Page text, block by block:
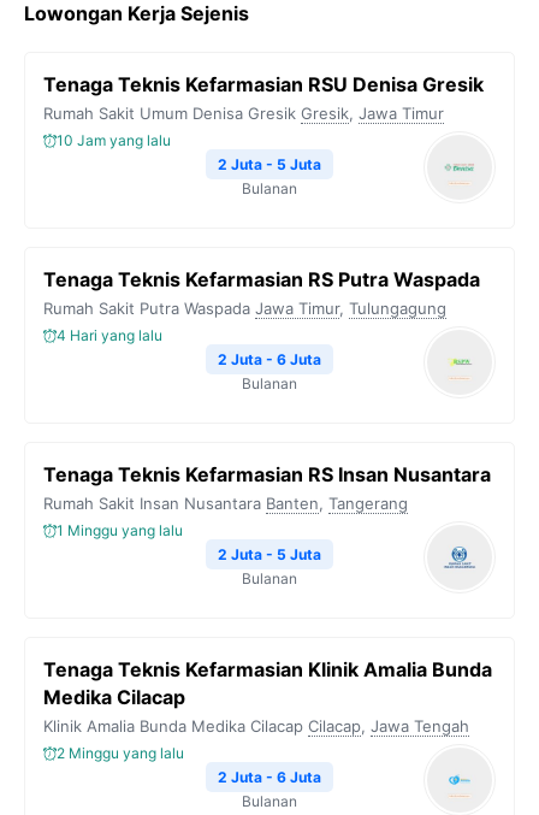
Lowongan Kerja Sejenis
Tenaga Teknis Kefarmasian RSU Denisa Gresik
Rumah Sakit Umum Denisa Gresik Gresik, Jawa Timur
10 Jam yang lalu
2 Juta - 5 Juta
Bulanan
Tenaga Teknis Kefarmasian RS Putra Waspada
Rumah Sakit Putra Waspada Jawa Timur, Tulungagung
4 Hari yang lalu
2 Juta - 6 Juta
Bulanan
Tenaga Teknis Kefarmasian RS Insan Nusantara
Rumah Sakit Insan Nusantara Banten, Tangerang
1 Minggu yang lalu
2 Juta - 5 Juta
Bulanan
Tenaga Teknis Kefarmasian Klinik Amalia Bunda
Medika Cilacap
Klinik Amalia Bunda Medika Cilacap Cilacap, Jawa Tengah
2 Minggu yang lalu
2 Juta - 6 Juta
Bulanan